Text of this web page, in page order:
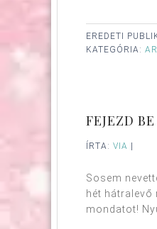
EREDETI
KATEGÓRIA:
FEJEZD
ÍRTA: VIA
Sosem
hét hátralevő
mondatot!